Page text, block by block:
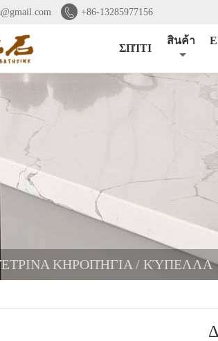
 +86-13285977156
ΣΠΊΤΙ
สินค้า
ΚΗΡΟΠΉΓΙΑ / ΚΎΠΕΛΛΑ